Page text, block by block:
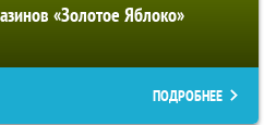
«Золотое Яблоко»
ПОДРОБНЕЕ